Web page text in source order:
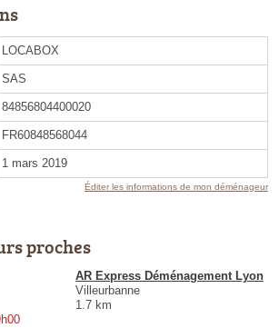
LOCABOX
SAS
84856804400020
FR60848568044
1 mars 2019
Éditer les informations de mon déménageur
proches
AR Express Déménagement Lyon
Villeurbanne
1.7 km